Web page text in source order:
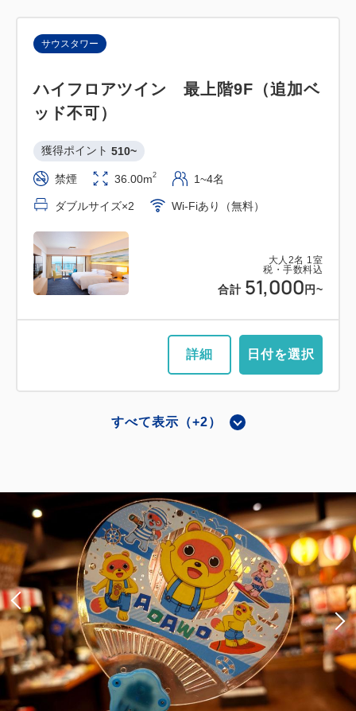
大人 2名 1 室
税・手数料込
合計 51,000 円~
サウスタワー
ハイフロアツイン 最上階9F（追加ベ
ッド不可）
獲得ポイント 510~
禁煙 36.00m2 1~4名
ダブルサイズ×2 Wi-Fiあり（無料）
詳細 日付を選択
大人2名1室
税・手数料込
合計 51,000
ワー）
獲得ポイント 510~
禁煙 44平米（10畳＋広縁） 1~4名
布団×4 Wi-Fiあり（無料）
すべて表示（+2）